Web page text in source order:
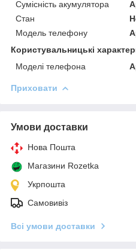
Сумісність акумулятора
Стан
Модель телефону
Користувальницькі
Моделі телефона
Приховати
Умови доставки
Нова Пошта
Магазини Rozetka
Укрпошта
Самовивіз
Всі умови доставки